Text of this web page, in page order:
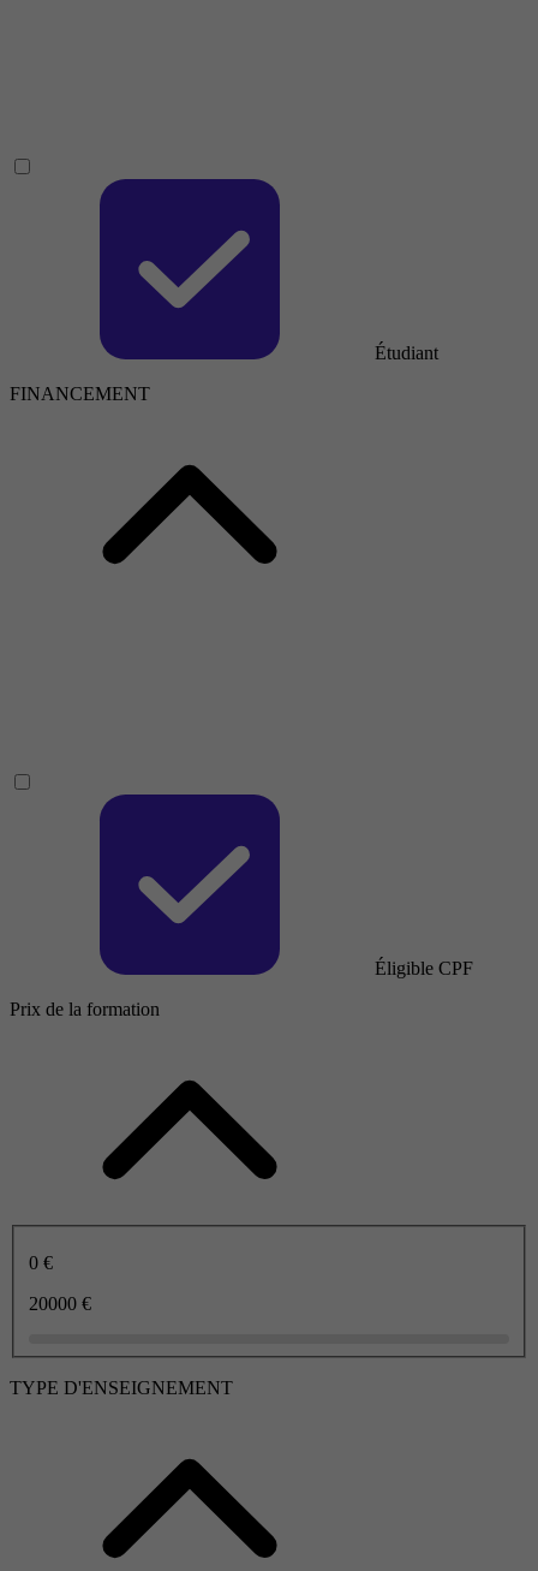
Étudiant
FINANCEMENT
Éligible CPF
Prix de la formation
0 €
20000 €
TYPE D'ENSEIGNEMENT